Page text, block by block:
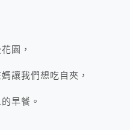
園，
讓我們想吃自夾，
早餐。